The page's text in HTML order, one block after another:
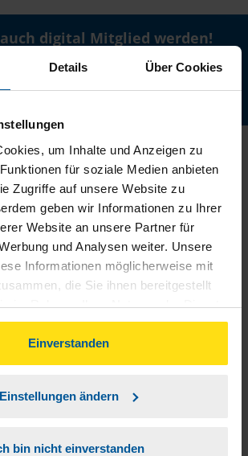
Details Über Cookies
um Inhalte und Anzeigen zu
für soziale Medien anbieten
Zugriffe auf unsere Website zu
geben wir Informationen zu Ihrer
Website an unsere Partner für
und Analysen weiter. Unsere
Informationen möglicherweise mit
die Sie ihnen bereitgestellt
im Rahmen Ihrer Nutzung der Dienste
Indem Sie auf Einverstanden klicken,
von Cookies, gemäß
zustimmen.
Einverstanden
Einstellungen ändern
bin nicht einverstanden
digital Mitglied werden!
und komplett online - ohne Termin.
Ihr
erstellen zu können, benötigen
und Berater eine Reihe von
Dazu gehört beispielsweise die
Ihre
der Rentenbescheid oder
das Kindergeld.
können und keinen der